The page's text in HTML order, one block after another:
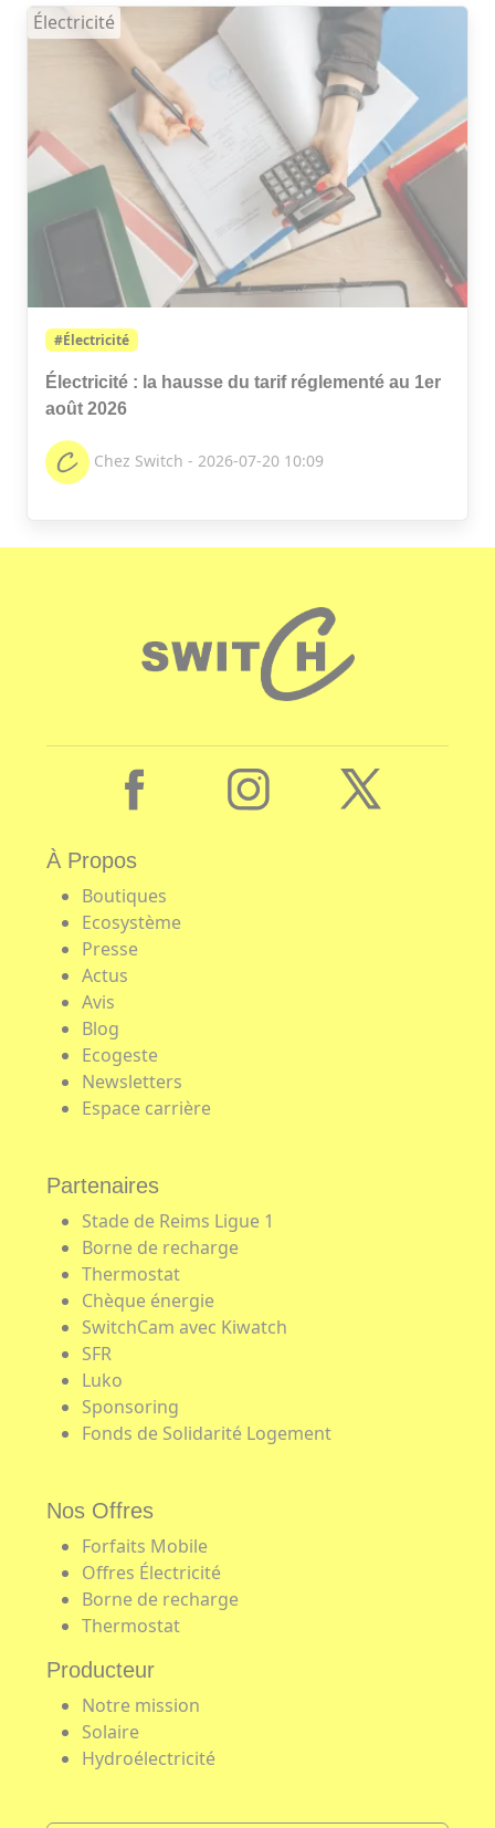
Électricité
#Électricité
Électricité : la hausse du tarif réglementé au 1er
août 2026
Chez Switch - 2026-07-20 10:09
À Propos
Boutiques
Ecosystème
Presse
Actus
Avis
Blog
Ecogeste
Newsletters
Espace carrière
Partenaires
Stade de Reims Ligue 1
Borne de recharge
Thermostat
Chèque énergie
SwitchCam avec Kiwatch
SFR
Luko
Sponsoring
Fonds de Solidarité Logement
Nos Offres
Forfaits Mobile
Offres Électricité
Borne de recharge
Thermostat
Producteur
Notre mission
Solaire
Hydroélectricité